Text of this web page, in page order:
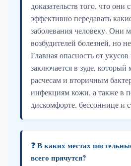
доказательств того, что они
эффективно передавать
заболевания человеку. Они
возбудителей болезней, но
Главная опасность от
заключается в зуде,
расчесам и вторичным
инфекциям кожи, а также в
дискомфорте, бессоннице и
❓ В каких местах
всего прячутся?